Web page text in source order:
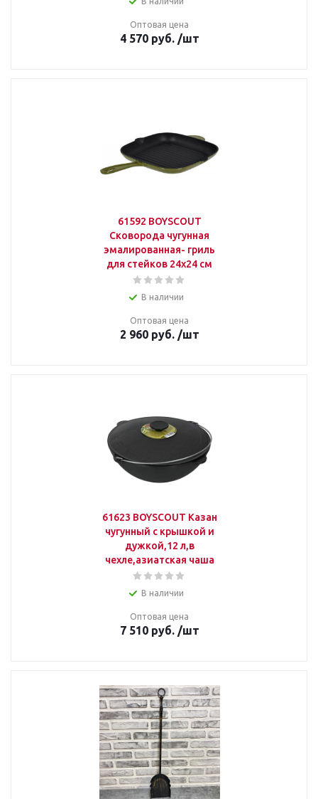
Оптовая цена
4 570руб. /шт
61592 BOYSCOUT
Сковорода чугунная
эмалированная- гриль
для стейков 24х24 см
В наличии
Оптовая цена
2 960руб. /шт
61623 BOYSCOUT Казан
чугунный с крышкой и
дужкой,12 л,в
чехле,азиатская чаша
В наличии
Оптовая цена
7 510руб. /шт